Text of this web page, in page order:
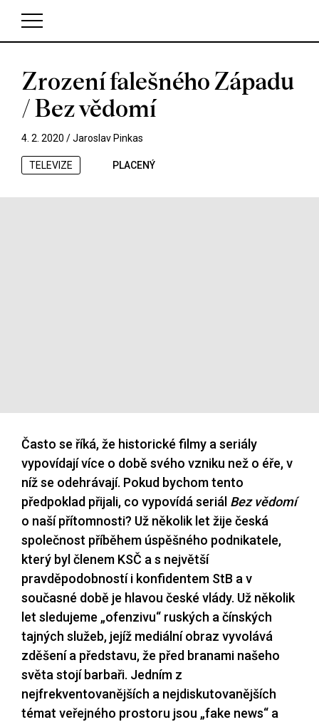
V košíku zatím nemáte žádné položky.
Zrození falešného Západu
/ Bez vědomí
4. 2. 2020 /Jaroslav Pinkas
TELEVIZE PLACENÝ
Často se říká, že historické filmy a seriály
vypovídají více o době svého vzniku než o éře, v
níž se odehrávají. Pokud bychom tento
předpoklad přijali, co vypovídá seriál Bez vědomí
o naší přítomnosti? Už několik let žije česká
společnost příběhem úspěšného podnikatele,
který byl členem KSČ a s největší
pravděpodobností i konfidentem StB a v
současné době je hlavou české vlády. Už několik
let sledujeme „ofenzivu“ ruských a čínských
tajných služeb, jejíž mediální obraz vyvolává
zděšení a představu, že před branami našeho
světa stojí barbaři. Jedním z
nejfrekventovanějších a nejdiskutovanějších
témat veřejného prostoru jsou „fake news“ a